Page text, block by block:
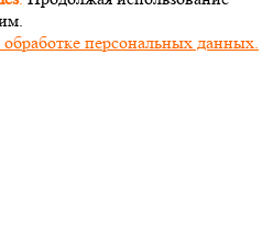
персональных данных.